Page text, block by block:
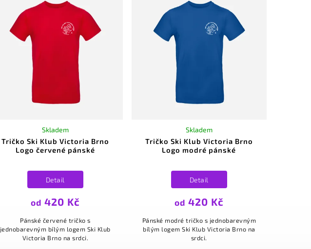
Tričko Ski Klub Victoria Brno
Logo červené pánské
Skladem
od 420 Kč
Detail
Pánské červené tričko s
jednobarevným bílým logem Ski Klub
Victoria Brno na srdci.
Tričko Ski Klub Victoria Brno
Logo modré pánské
Skladem
od 420 Kč
Detail
Pánské modré tričko s jednobarevným
bílým logem Ski Klub Victoria Brno na
srdci.